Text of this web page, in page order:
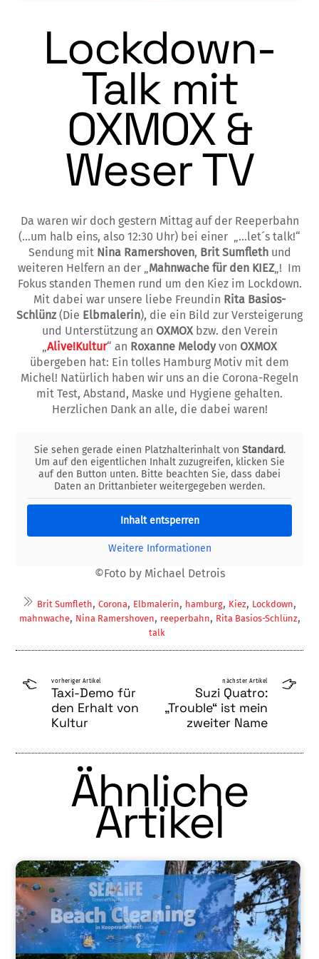
Lockdown-
Talk mit
OXMOX &
Weser TV
Da waren wir doch gestern Mittag auf der Reeperbahn
(…um halb eins, also 12:30 Uhr) bei einer „…let´s talk!“
Sendung mit Nina Ramershoven, Brit Sumflethund
weiteren Helfern an der „ Mahnwache für den KIEZ„! Im
Fokus standen Themen rund um den Kiez im Lockdown.
Mit dabei war unsere liebe Freundin Rita Basios-
Schlünz (Die Elbmalerin), die ein Bild zur Versteigerung
und Unterstützung an OXMOXbzw. den Verein
Alive!Kultur“ an Roxanne Melodyvon OXMOX
übergeben hat: Ein tolles Hamburg Motiv mit dem
Michel! Natürlich haben wir uns an die Corona-Regeln
mit Test, Abstand, Maske und Hygiene gehalten.
Herzlichen Dank an alle, die dabei waren!
Sie sehen gerade einen Platzhalterinhalt von Standard.
Um auf den eigentlichen Inhalt zuzugreifen, klicken Sie
auf den Button unten. Bitte beachten Sie, dass dabei
Daten an Drittanbieter weitergegeben werden.
Inhalt entsperren
Weitere Informationen
©Foto by Michael Detrois
Brit Sumfleth, Corona, Elbmalerin, hamburg, Kiez, Lockdown,
mahnwache, Nina Ramershoven, reeperbahn, Rita Basios-Schlünz,
talk
vorheriger Artikel
Taxi-Demo für
den Erhalt von
Kultur
nächster Artikel
Suzi Quatro:
„Trouble“ ist mein
zweiter Name
Ähnliche
Artikel